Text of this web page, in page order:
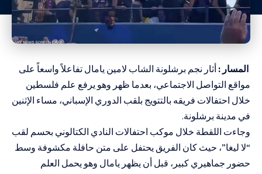
المسار : أثار نجم برشلونة الشاب لامين يامال تفاعلاً واسعاً على
مواقع التواصل الاجتماعي، بعدما ظهر وهو يرفع علم فلسطين
خلال احتفالات فريقه بالتتويج بلقب الدوري الإسباني، مساء الإثنين
في مدينة برشلونة.
وجاءت اللقطة خلال موكب احتفالات النادي الكتالوني بحسم لقب
“لا ليغا”، حيث كان الفريق يحتفل على متن حافلة مكشوفة وسط
حضور جماهيري كبير، قبل أن يظهر يامال وهو يحمل العلم